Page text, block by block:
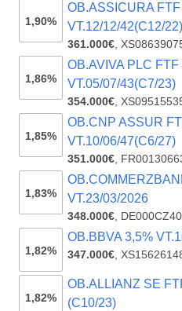
1,90%
OB.ASSICURA
VT.12/12/42(C12/22)
361.000€,
1,86%
OB.AVIVA PLC FTF
VT.05/07/43(C7/23)
354.000€,
1,85%
OB.CNP ASSUR
VT.10/06/47(C6/27)
351.000€,
1,83%
VT.23/03/2026
348.000€,
1,82%
OB.BBVA 3,5%
347.000€,
1,82%
OB.ALLIANZ SE
(C10/23)